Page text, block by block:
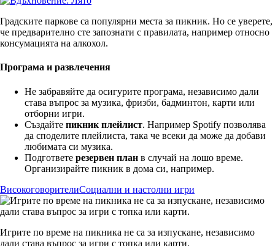
Градските паркове са популярни места за пикник. Но се уверете,
че предварително сте запознати с правилата, например относно
консумацията на алкохол.
Програма и развлечения
Не забравяйте да осигурите програма, независимо дали
става въпрос за музика, фризби, бадминтон, карти или
отборни игри.
Създайте пикник плейлист. Например Spotify позволява
да споделите плейлиста, така че всеки да може да добави
любимата си музика.
Подгответе резервен план в случай на лошо време.
Организирайте пикник в дома си, например.
ВисокоговорителиСоциални и настолни игри
Игрите по време на пикника не са за изпускане, независимо
дали става въпрос за игри с топка или карти.